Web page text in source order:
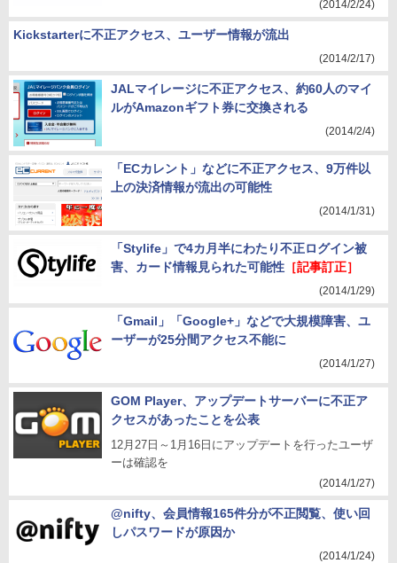
(2014/2/24)
Kickstarterに不正アクセス、ユーザー情報が流出
(2014/2/17)
JALマイレージに不正アクセス、約60人のマイ
ルがAmazonギフト券に交換される
(2014/2/4)
「ECカレント」などに不正アクセス、9万件以
上の決済情報が流出の可能性
(2014/1/31)
「Stylife」で4カ月半にわたり不正ログイン被
害、カード情報見られた可能性［記事訂正］
(2014/1/29)
「Gmail」「Google+」などで大規模障害、ユ
ーザーが25分間アクセス不能に
(2014/1/27)
GOM Player、アップデートサーバーに不正ア
クセスがあったことを公表
12月27日～1月16日にアップデートを行ったユーザ
ーは確認を
(2014/1/27)
@nifty、会員情報165件分が不正閲覧、使い回
しパスワードが原因か
(2014/1/24)